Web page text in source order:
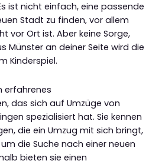
ist nicht einfach, eine passende
Stadt zu finden, vor allem
vor Ort ist. Aber keine Sorge,
Münster an deiner Seite wird die
Kinderspiel.
erfahrenes
das sich auf Umzüge von
spezialisiert hat. Sie kennen
die ein Umzug mit sich bringt,
die Suche nach einer neuen
bieten sie einen